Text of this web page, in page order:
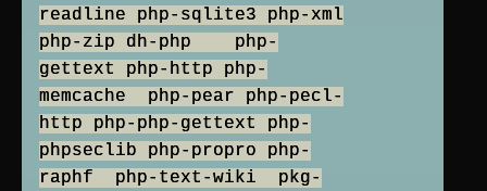
readline php-sqlite3 php-xml
php-zip dh-php php-
gettext php-http php-
memcache php-pear php-pecl-
http php-php-gettext php-
phpseclib php-propro php-
raphf php-text-wiki pkg-